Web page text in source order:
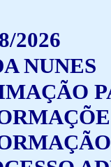
2026
NUNES